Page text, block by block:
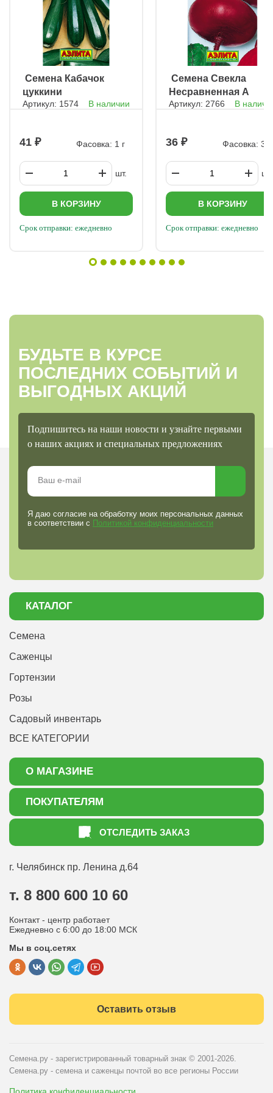
ㅤ Семена Кабачок
цуккини
Черномор F1
Артикул: 1574 В наличии
41 Фасовка: 1 г
шт.
В КОРЗИНУ
Срок отправки: ежедневно
ㅤ Семена Свекла
Несравненная А
463 столовая
Артикул: 2766 В
36 Фасовка: 3 г
шт.
В КОРЗИНУ
Срок отправки: ежедневно
БУДЬТЕ В КУРСЕ
ПОСЛЕДНИХ СОБЫТИЙ И
ВЫГОДНЫХ АКЦИЙ
Подпишитесь на наши новости и узнайте первыми
о наших акциях и специальных предложениях
Я даю согласие на обработку моих персональных данных
в соответствии с Политикой конфиденциальности
КАТАЛОГ
Семена
Саженцы
Гортензии
Розы
Садовый инвентарь
ВСЕ КАТЕГОРИИ
О МАГАЗИНЕ
О нас
Акции
ПОКУПАТЕЛЯМ
Как оформить заказ
Статьи садоводу
Оптовым покупателям
Политика конфиденциальности
Публичная оферта
ОТСЛЕДИТЬ ЗАКАЗ
г. Челябинск пр. Ленина д.64
т. 8 800 600 10 60
Контакт - центр работает
Ежедневно с 6:00 до 18:00 МСК
Мы в соц.сетях
Оставить отзыв
Семена.ру - зарегистрированный товарный знак © 2001-2026.
Семена.ру - семена и саженцы почтой во все регионы России